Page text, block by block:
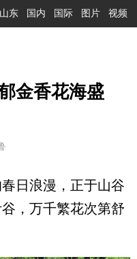
山东 国内 国际 图片 视频
金香花海盛
日浪漫，正于山谷
，万千繁花次第舒